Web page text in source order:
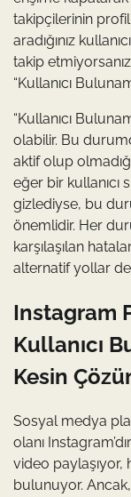
takipçilerinin
aradığınız
takip
“Kullanıcı
“Kullanıcı
olabilir. Bu
aktif olup
eğer bir kullanıcı
gizlediyse, bu
önemlidir. Her
karşılaşılan
alternatif yollar
Instagram
Kullanıcı
Kesin
Sosyal medya
olanı
video
bulunuyor.